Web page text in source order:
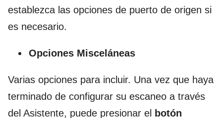
establezca las opciones de puerto de origen si
es necesario.
Opciones Misceláneas
Varias opciones para incluir. Una vez que haya
terminado de configurar su escaneo a través
del Asistente, puede presionar el
botón